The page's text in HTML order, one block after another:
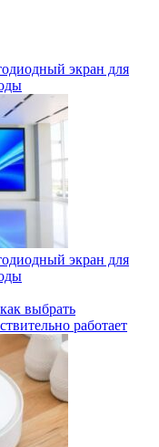
экран для
экран для
выбрать
работает